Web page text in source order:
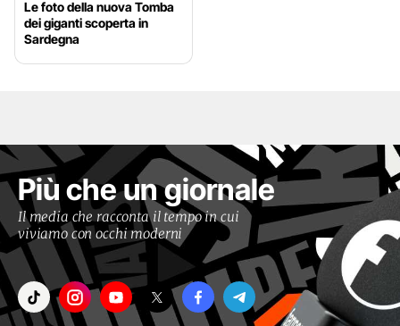
Le foto della nuova Tomba
dei giganti scoperta in
Sardegna
Più che un giornale
Il media che racconta il tempo in cui
viviamo con occhi moderni